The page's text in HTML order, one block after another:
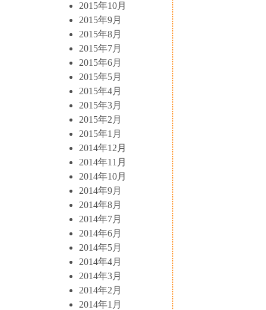
2015年10月
2015年9月
2015年8月
2015年7月
2015年6月
2015年5月
2015年4月
2015年3月
2015年2月
2015年1月
2014年12月
2014年11月
2014年10月
2014年9月
2014年8月
2014年7月
2014年6月
2014年5月
2014年4月
2014年3月
2014年2月
2014年1月